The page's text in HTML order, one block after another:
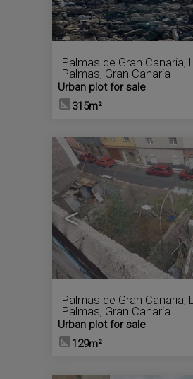
Palmas de Gran Canaria,
Palmas, Gran Canaria
Urban plot for sale
315m²
<
Palmas de Gran Canaria,
Palmas, Gran Canaria
Urban plot for sale
129m²